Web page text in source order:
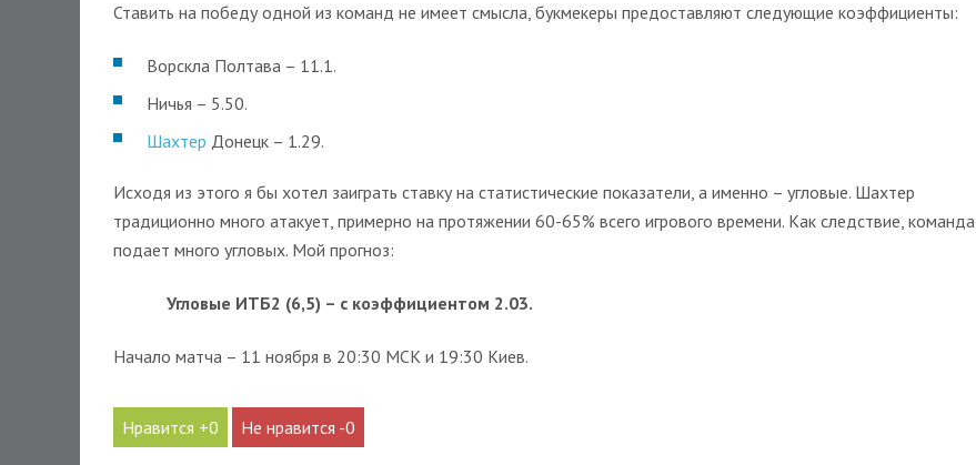
Ставить на победу одной из команд не имеет смысла, букмекеры предоставляют следующие коэффициенты:
Ворскла Полтава – 11.1.
Ничья – 5.50.
Шахтер Донецк – 1.29.
Исходя из этого я бы хотел заиграть ставку на статистические показатели, а именно – угловые. Шахтер
традиционно много атакует, примерно на протяжении 60-65% всего игрового времени. Как следствие, команда
подает много угловых. Мой прогноз:
Угловые ИТБ2 (6,5) – с коэффициентом 2.03.
Начало матча – 11 ноября в 20:30 МСК и 19:30 Киев.
0 0